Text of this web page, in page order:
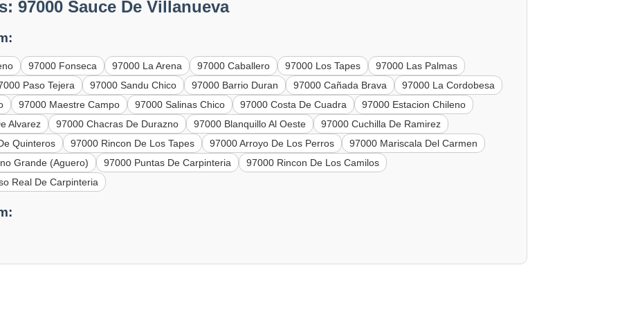
97000 Sauce De Villanueva
97000 Fonseca 97000 La Arena 97000 Caballero 97000 Los Tapes
97000 Las Palmas
Paso Tejera
97000 Sandu Chico 97000 Barrio Duran 97000 Cañada Brava
97000 La Cordobesa
97000 Maestre Campo 97000 Salinas Chico 97000 Costa De Cuadra
97000 Estacion Chileno
Alvarez
97000 Chacras De Durazno 97000 Blanquillo Al Oeste
97000 Cuchilla De Ramirez
Quinteros
97000 Rincon De Los Tapes 97000 Arroyo De Los Perros
97000 Mariscala Del Carmen
Grande (Aguero)
97000 Puntas De Carpinteria
97000 Rincon De Los Camilos
Real De Carpinteria